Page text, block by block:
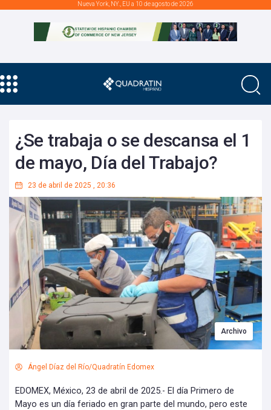
Nueva York, NY., EU a 10 de agosto de 2026
¿Se trabaja o se descansa el 1
de mayo, Día del Trabajo?
23 de abril de 2025 , 20:36
Archivo
Ángel Díaz del Río/Quadratín Edomex
EDOMEX, México, 23 de abril de 2025.- El día Primero de
Mayo es un día feriado en gran parte del mundo, pero este